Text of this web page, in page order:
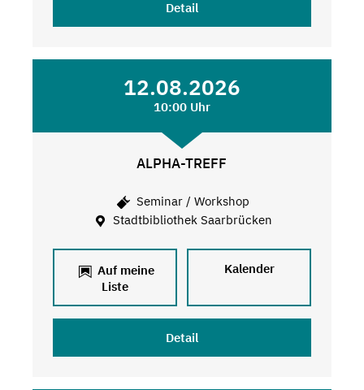
Detail
12.08.2026
10:00 Uhr
ALPHA-TREFF
Seminar / Workshop
Stadtbibliothek Saarbrücken
Auf meine
Liste
Kalender
Detail